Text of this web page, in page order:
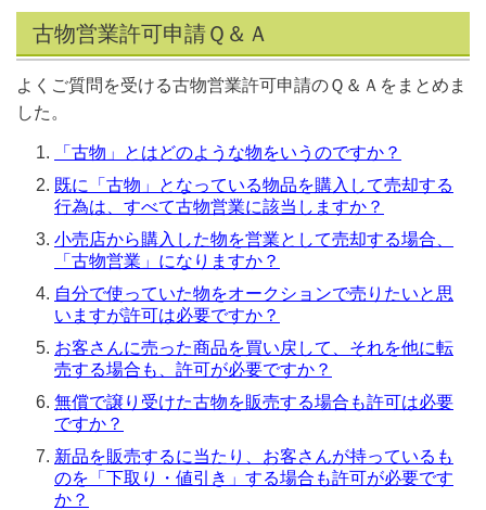
古物営業許可申請Ｑ＆Ａ
よくご質問を受ける古物営業許可申請のＱ＆Ａをまとめま
した。
「古物」とはどのような物をいうのですか？
既に「古物」となっている物品を購入して売却する
行為は、すべて古物営業に該当しますか？
小売店から購入した物を営業として売却する場合、
「古物営業」になりますか？
自分で使っていた物をオークションで売りたいと思
いますが許可は必要ですか？
お客さんに売った商品を買い戻して、それを他に転
売する場合も、許可が必要ですか？
無償で譲り受けた古物を販売する場合も許可は必要
ですか？
新品を販売するに当たり、お客さんが持っているも
のを「下取り・値引き」する場合も許可が必要です
か？